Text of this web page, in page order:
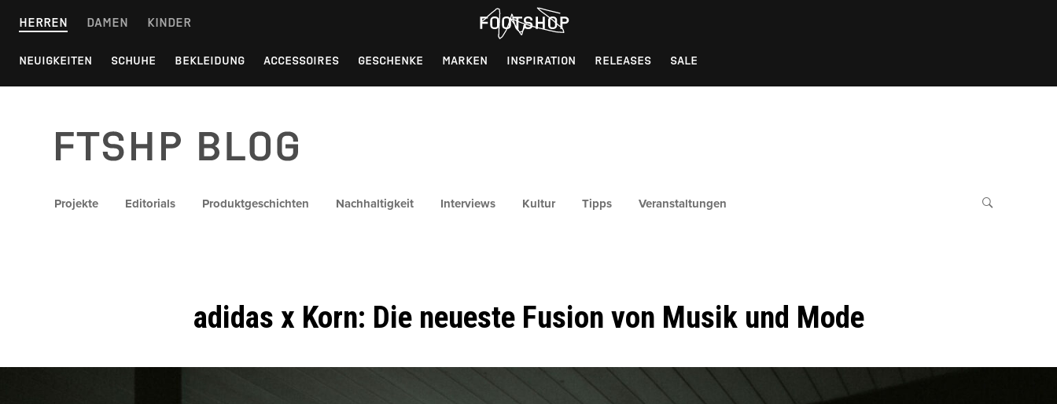
HERREN DAMEN KINDER
NEUIGKEITEN SCHUHE BEKLEIDUNG ACCESSOIRES GESCHENKE MARKEN INSPIRATION RELEASES SALE
FTSHP blog
Projekte Editorials Produktgeschichten Nachhaltigkeit Interviews Kultur Tipps Veranstaltungen
adidas x Korn: Die neueste Fusion von Musik und Mode